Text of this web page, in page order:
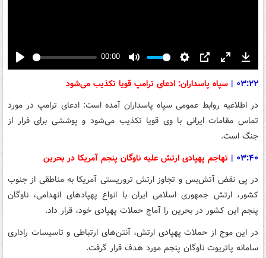
Play
00:00
Mute Settings
PIP Enter
fullscreen
۰۳:۲۲ | سپاه پاسداران: ادعای ترامپ قویا تکذیب می‌شود
در اطلاعیه روابط عمومی سپاه پاسداران آمده است: ادعای ترامپ در مورد
تماس مقامات ایرانی با وی قویا تکذیب می‌شود و پوششی برای فرار از
جنگ است.
۰۳:۴۰ | تهاجم پهپادی ارتش علیه ناوگان پنجم آمریکا در بحرین
در پی نقض آتش‌بس و تجاوز ارتش تروریستی آمریکا به مناطقی از جنوب
کشور، ارتش جمهوری اسلامی ایران با انواع پهپادهای انهدامی، ناوگان
پنجم این کشور در بحرین را آماج حملات پهپادی خود، قرار داد.
در این موج از حملات پهپادی ارتش، آنتن‌های ارتباطی و تاسیسات راداری
سامانه پاتریوت ناوگان پنجم مورد هدف قرار گرفت.